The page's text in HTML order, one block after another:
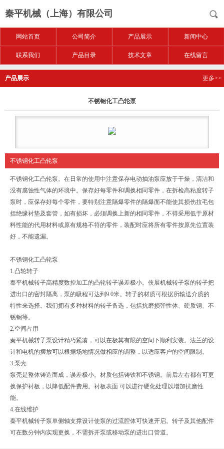
秦平机械（上海）有限公司
网站首页 公司简介 产品展示 新闻中心
联系我们 产品目录 技术文章 在线留言
产品展示 更多>>
不锈钢化工凸轮泵
不锈钢化工凸轮泵
不锈钢化工凸轮泵。在日常的使用中注意保存电动抽油泵应放于干燥，清洁和
没有腐蚀性气体的环境中。保存好每零件和调换相同零件，在拆检高粘度转子
泵时，应保存好每个零件，要特别注意隔爆零件的隔爆面不能使其损伤拉毛包
括绝缘衬垫及套管，如有损坏，必须调换上新的相同零件，不得采用低于原材
料性能的代用材料或原有规格不符的零件，装配时应将所有零件按原先位置装
好，不能遗漏。
不锈钢化工凸轮泵
1.凸轮转子
秦平机械转子高精度数控加工的凸轮转子误差极小。侠展机械转子泵的转子把
进出口的密封隔离，泵的吸程可达到9.0米。转子的材质可根据所输送介质的
特性来选择。我们拥有多种材料的转子备选，包括抗磨损弹性体、硬质钢、不
锈钢等。
2.空间占用
秦平机械转子泵设计精巧紧凑，可以在极其有限的空间下顺利安装。法兰的设
计和电机的摆放可以根据场地情况做相应的调整，以适应客户的空间限制。
3.泵壳
泵壳是整体铸造而成，误差极小。材质包括铸铁和不锈钢。前后左右都有可更
换保护衬板，以降低配件费用。衬板表面 可以进行硬化处理以增加抗磨性
能。
4.在线维护
秦平机械转子泵单侧轴支撑设计使泵的过流腔体可快速开启。转子及其他配件
可在数分钟内实现更换，不需拆开泵或移动泵的进出口管道。